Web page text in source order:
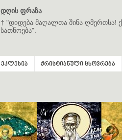
დღის ფრაზა
† "დიდება მაღალთა შინა ღმერთსა!
სათნოება".
ეკლესია ქრისტიანული ცხოვრება